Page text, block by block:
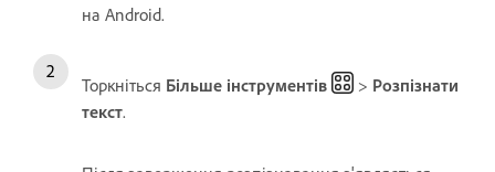
на Android.
Торкніться Більше інструментів > Розпізнати
текст.